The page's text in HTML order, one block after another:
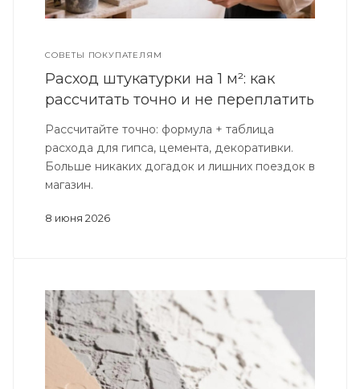
СОВЕТЫ ПОКУПАТЕЛЯМ
8 июня 2026
Расход штукатурки на 1 м²: как
рассчитать точно и не переплатить
Рассчитайте точно: формула + таблица
расхода для гипса, цемента, декоративки.
Больше никаких догадок и лишних поездок в
магазин.